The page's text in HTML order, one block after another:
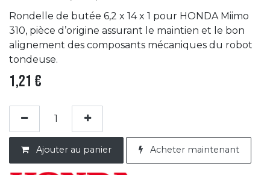
Rondelle de butée 6,2 x 14 x 1 pour HONDA Miimo
310, pièce d’origine assurant le maintien et le bon
alignement des composants mécaniques du robot
tondeuse.
1,21 €
Ajouter au panier Acheter maintenant